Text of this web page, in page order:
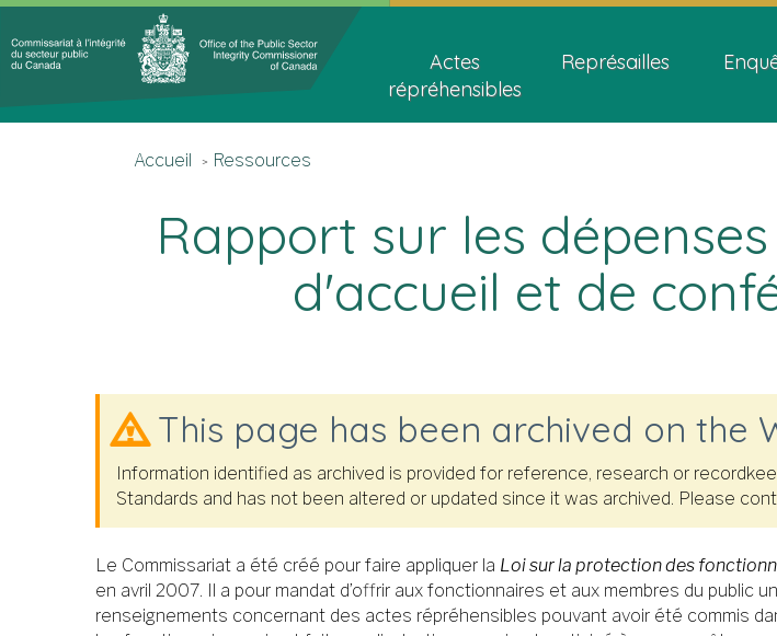
to
main
to
à
la
Accueil
Menu
navigation
Actes
répréhensibles
Représailles
You
are
here
Accueil Ressources
Rapport sur les
d'accueil et de
This page has been archived on the
Information identified as archived is provided for reference, research or
Standards and has not been altered or updated since it was archived. Please
Le Commissariat a été créé pour faire appliquer la Loi sur la protection des
en avril 2007. Il a pour mandat d’offrir aux fonctionnaires et aux membres du public
renseignements concernant des actes répréhensibles pouvant avoir été commis